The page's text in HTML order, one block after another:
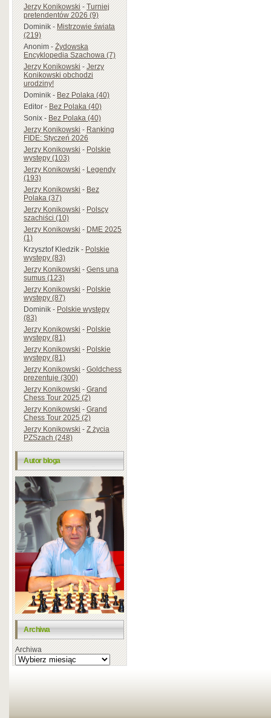
Jerzy Konikowski-Turniej
pretendentów 2026 (9)
Dominik-Mistrzowie świata
(219)
Anonim-Żydowska
Encyklopedia Szachowa (7)
Jerzy Konikowski-Jerzy
Konikowski obchodzi
urodziny!
Dominik-Bez Polaka (40)
Editor-Bez Polaka (40)
Sonix-Bez Polaka (40)
Jerzy Konikowski-Ranking
FIDE: Styczeń 2026
Jerzy Konikowski-Polskie
występy (103)
Jerzy Konikowski-Legendy
(193)
Jerzy Konikowski-Bez
Polaka (37)
Jerzy Konikowski-Polscy
szachiści (10)
Jerzy Konikowski-DME 2025
(1)
Krzysztof Kledzik-Polskie
występy (83)
Jerzy Konikowski-Gens una
sumus (123)
Jerzy Konikowski-Polskie
występy (87)
Dominik-Polskie występy
(83)
Jerzy Konikowski-Polskie
występy (81)
Jerzy Konikowski-Polskie
występy (81)
Jerzy Konikowski-Goldchess
prezentuje (300)
Jerzy Konikowski-Grand
Chess Tour 2025 (2)
Jerzy Konikowski-Grand
Chess Tour 2025 (2)
Jerzy Konikowski-Z życia
PZSzach (248)
Autor bloga
Archiwa
Archiwa